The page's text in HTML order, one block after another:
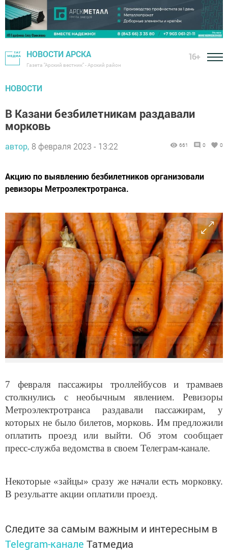
НОВОСТИ АРСКА
Газета "Арский вестник" - Арский район
16+
НОВОСТИ
В Казани безбилетникам раздавали
морковь
автор, 8 февраля 2023 - 13:22 661 0 0
Акцию по выявлению безбилетников организовали
ревизоры Метроэлектротранса.
7 февраля пассажиры троллейбусов и трамваев
столкнулись с необычным явлением. Ревизоры
Метроэлектротранса раздавали пассажирам, у
которых не было билетов, морковь. Им предложили
оплатить проезд или выйти. Об этом сообщает
пресс-служба ведомства в своем Телеграм-канале.
Некоторые «зайцы» сразу же начали есть морковку.
В резульатте акции оплатили проезд.
Следите за самым важным и интересным в
Telegram-канале Татмедиа